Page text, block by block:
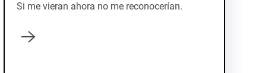
Si me vieran ahora no me reconocerían.